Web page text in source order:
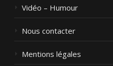
Vidéo – Humour
Nous contacter
Mentions légales